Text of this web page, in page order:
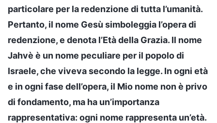
particolare per la redenzione di tutta l’umanità.
Pertanto, il nome Gesù simboleggia l’opera di
redenzione, e denota l’Età della Grazia. Il nome
Jahvè è un nome peculiare per il popolo di
Israele, che viveva secondo la legge. In ogni età
e in ogni fase dell’opera, il Mio nome non è privo
di fondamento, ma ha un’importanza
rappresentativa: ogni nome rappresenta un’età.